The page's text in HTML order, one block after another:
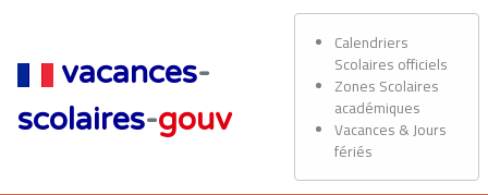
vacances-
scolaires-gouv
Calendriers
Scolaires officiels
Zones Scolaires
académiques
Vacances & Jours
fériés